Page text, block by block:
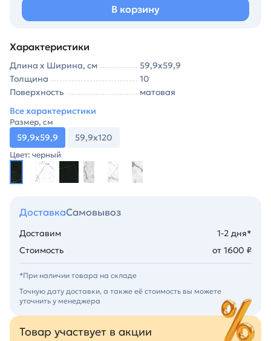
В корзину
Характеристики
Длина х Ширина, см
59,9х59,9
Толщина
10
Поверхность
матовая
Все характеристики
Размер, см
59,9х59,9 59,9х120
Цвет: черный
ДоставкаСамовывоз
Доставим
1-2 дня*
Стоимость
от 1600 ₽
*При наличии товара на складе
Точную дату доставки, а также её стоимость вы можете
уточнить у менеджера
Товар участвует в акции